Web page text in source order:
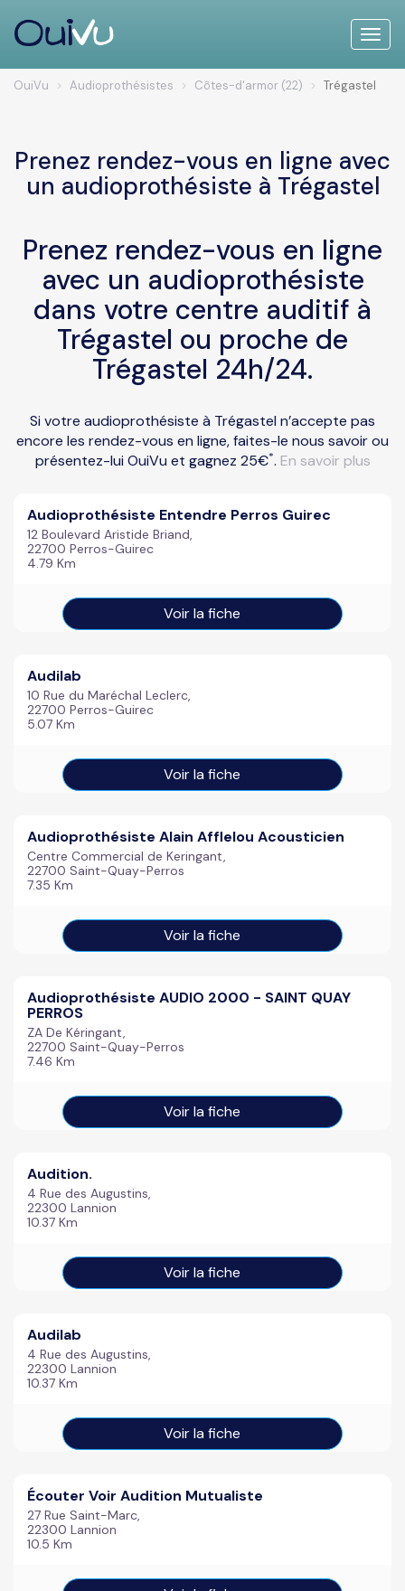
Toggle
OuiVu Audioprothésistes Côtes-d'armor (22) Trégastel
Prenez rendez-vous en ligne avec
un audioprothésiste à Trégastel
Prenez rendez-vous en ligne
avec un audioprothésiste
dans votre centre auditif à
Trégastel ou proche de
Trégastel 24h/24.
Si votre audioprothésiste à Trégastel n’accepte pas
encore les rendez-vous en ligne, faites-le nous savoir ou
présentez-lui OuiVu et gagnez 25€*. En savoir plus
Audioprothésiste Entendre Perros Guirec
12 Boulevard Aristide Briand,
22700 Perros-Guirec
4.79 Km
Voir la fiche
Audilab
10 Rue du Maréchal Leclerc,
22700 Perros-Guirec
5.07 Km
Voir la fiche
Audioprothésiste Alain Afflelou Acousticien
Centre Commercial de Keringant,
22700 Saint-Quay-Perros
7.35 Km
Voir la fiche
Audioprothésiste AUDIO 2000 - SAINT QUAY
PERROS
ZA De Kéringant,
22700 Saint-Quay-Perros
7.46 Km
Voir la fiche
Audition.
4 Rue des Augustins,
22300 Lannion
10.37 Km
Voir la fiche
Audilab
4 Rue des Augustins,
22300 Lannion
10.37 Km
Voir la fiche
Écouter Voir Audition Mutualiste
27 Rue Saint-Marc,
22300 Lannion
10.5 Km